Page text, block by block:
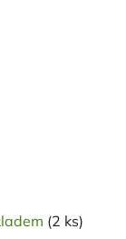
(2 ks)